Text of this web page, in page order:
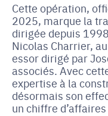
Cette opération,
2025, marque la
dirigée depuis
Nicolas Charrier,
essor dirigé par
associés. Avec
expertise à la
désormais son
un chiffre